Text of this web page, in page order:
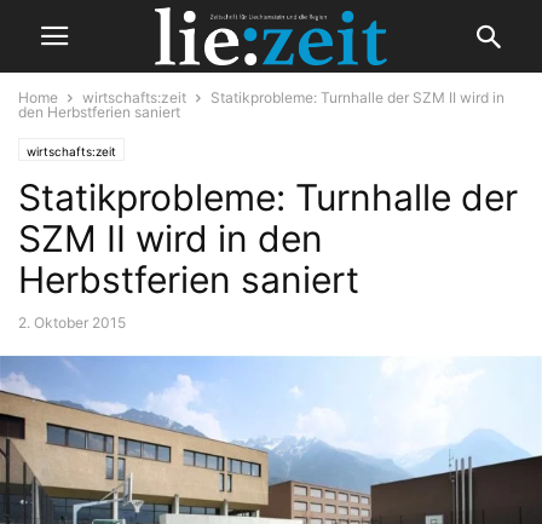
Home wirtschafts:zeit
Statikprobleme: Turnhalle der SZM II wird in
den Herbstferien saniert
wirtschafts:zeit
Statikprobleme: Turnhalle der
SZM II wird in den
Herbstferien saniert
2. Oktober 2015